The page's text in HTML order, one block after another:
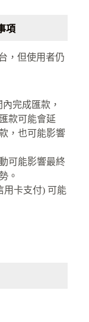
項
，但使用者仍
內完成匯款，
款可能會延
，也可能影響
可能影響最終
。
用卡支付) 可能